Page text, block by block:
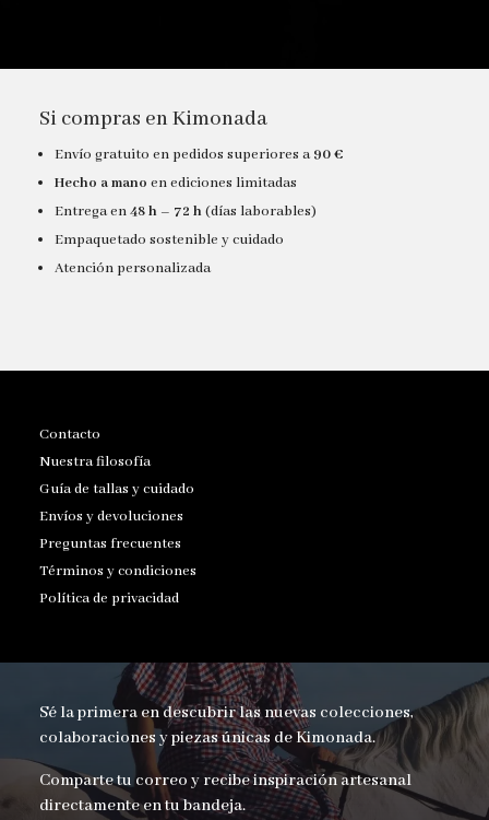
Si compras en Kimonada
Envío gratuito en pedidos superiores a 90 €
Hecho a mano en ediciones limitadas
Entrega en48 h – 72 h(días laborables)
Empaquetado sostenible y cuidado
Atención personalizada
Contacto
Nuestra filosofía
Guía de tallas y cuidado
Envíos y devoluciones
Preguntas frecuentes
Términos y condiciones
Política de privacidad
Sé la primera en descubrir las nuevas colecciones,
colaboraciones y piezas únicas de Kimonada.
Comparte tu correo y recibe inspiración artesanal
directamente en tu bandeja.